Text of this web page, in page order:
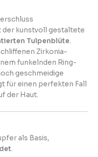
der kunstvoll gestaltete
Tulpenblüte.
Zirkonia-
funkelnden Ring-
geschmeidige
für einen perfekten Fall
der Haut.
als Basis,
.